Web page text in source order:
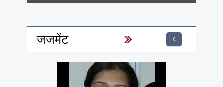
जजमेंट ‹